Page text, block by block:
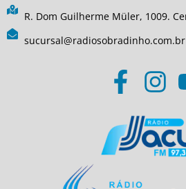
R. Dom Guilherme Müler, 1009.
sucursal@radiosobradinho.com.br